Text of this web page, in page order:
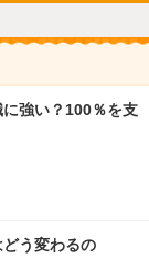
強い？100％を支
どう変わるの